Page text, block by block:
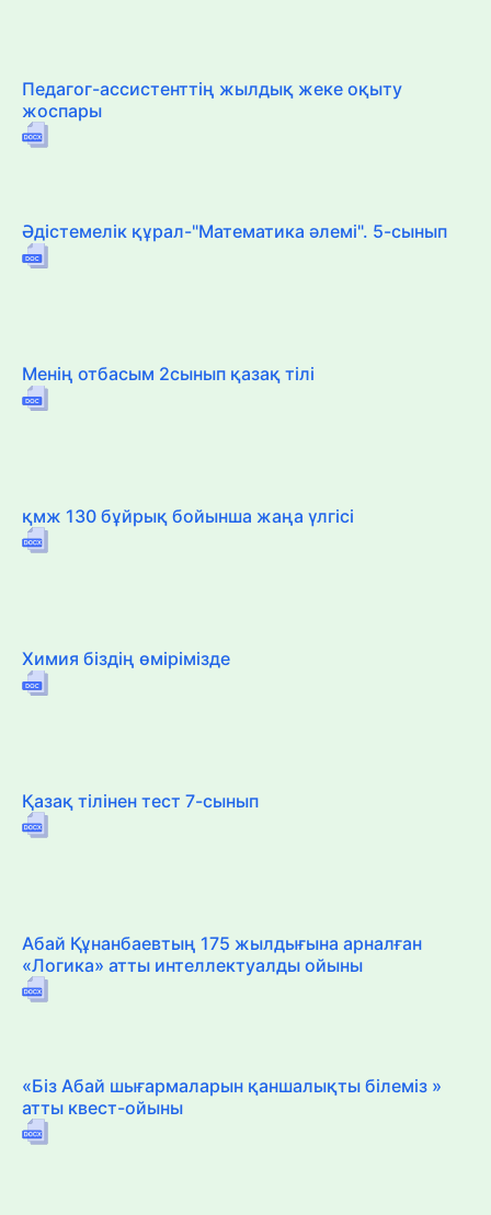
Педагог-ассистенттің жылдық жеке оқыту
жоспары
Әдістемелік құрал-"Математика әлемі". 5-сынып
Менің отбасым 2сынып қазақ тілі
қмж 130 бұйрық бойынша жаңа үлгісі
Химия біздің өмірімізде
Қазақ тілінен тест 7-сынып
Абай Құнанбаевтың 175 жылдығына арналған
«Логика» атты интеллектуалды ойыны
«Біз Абай шығармаларын қаншалықты білеміз »
атты квест-ойыны